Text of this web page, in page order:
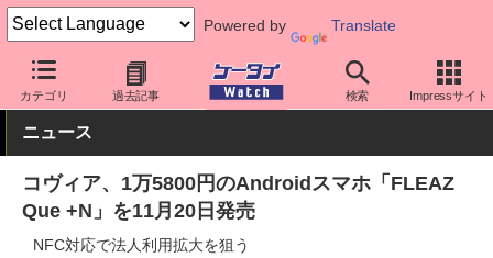
Powered by Translate
カテゴリ 過去記事 検索 Impressサイト
ケータイ Watch OS Android その他メーカー
ニュース
コヴィア、1万5800円のAndroidスマホ「FLEAZ
Que +N」を11月20日発売
NFC対応で法人利用拡大を狙う